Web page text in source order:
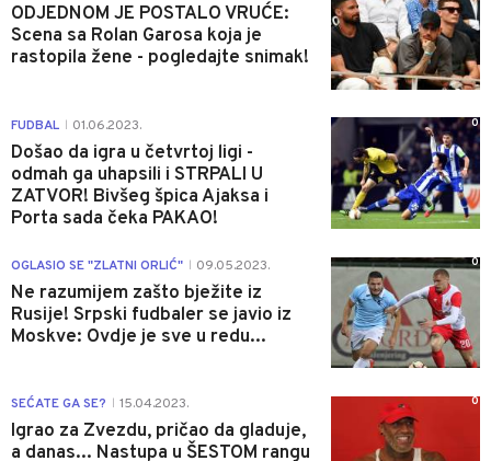
ODJEDNOM JE POSTALO VRUĆE:
Scena sa Rolan Garosa koja je
rastopila žene - pogledajte snimak!
FUDBAL 01.06.2023.
Došao da igra u četvrtoj ligi -
odmah ga uhapsili i STRPALI U
ZATVOR! Bivšeg špica Ajaksa i
Porta sada čeka PAKAO!
0
OGLASIO SE "ZLATNI ORLIĆ" 09.05.2023.
Ne razumijem zašto bježite iz
Rusije! Srpski fudbaler se javio iz
Moskve: Ovdje je sve u redu...
0
SEĆATE GA SE? 15.04.2023.
Igrao za Zvezdu, pričao da gladuje,
a danas... Nastupa u ŠESTOM rangu
0